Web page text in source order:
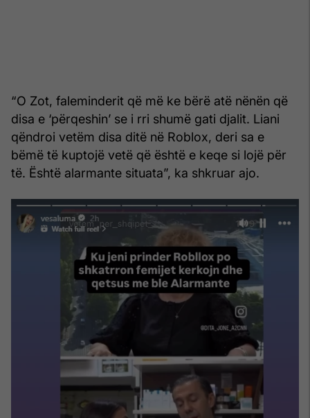
“O Zot, faleminderit që më ke bërë atë nënën që
disa e ‘përqeshin’ se i rri shumë gati djalit. Liani
qëndroi vetëm disa ditë në Roblox, deri sa e
bëmë të kuptojë vetë që është e keqe si lojë për
të. Është alarmante situata”, ka shkruar ajo.